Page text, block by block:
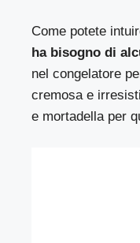
Come potete
ha bisogno di
nel congelatore
cremosa e
e mortadellaper